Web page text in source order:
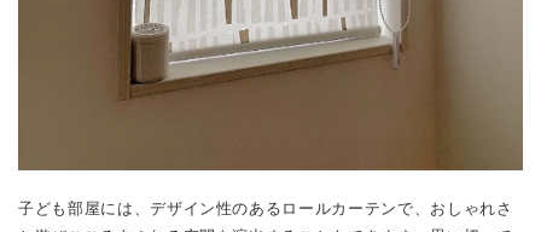
子ども部屋には、デザイン性のあるロールカーテンで、おしゃれさ